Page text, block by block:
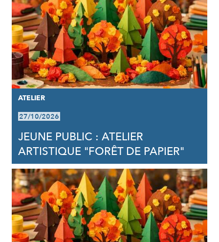
ATELIER
27/10/2026
JEUNE PUBLIC : ATELIER
ARTISTIQUE "FORÊT DE PAPIER"